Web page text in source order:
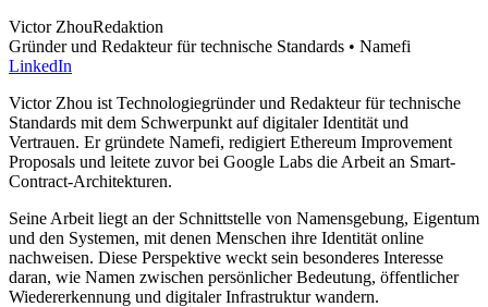
Victor ZhouRedaktion
Gründer und Redakteur für technische Standards • Namefi
LinkedIn
Victor Zhou ist Technologiegründer und Redakteur für technische
Standards mit dem Schwerpunkt auf digitaler Identität und
Vertrauen. Er gründete Namefi, redigiert Ethereum Improvement
Proposals und leitete zuvor bei Google Labs die Arbeit an Smart-
Contract-Architekturen.
Seine Arbeit liegt an der Schnittstelle von Namensgebung, Eigentum
und den Systemen, mit denen Menschen ihre Identität online
nachweisen. Diese Perspektive weckt sein besonderes Interesse
daran, wie Namen zwischen persönlicher Bedeutung, öffentlicher
Wiedererkennung und digitaler Infrastruktur wandern.